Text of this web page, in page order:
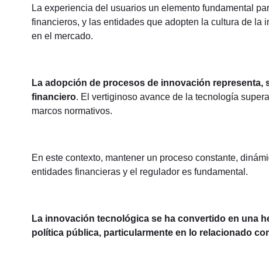
La experiencia del usuarios un elemento fundamental
financieros, y las entidades que adopten la cultura de
en el mercado.
La adopción de procesos de innovación
financiero. El vertiginoso avance de la tecnología
marcos normativos.
En este contexto, mantener un proceso constante,
entidades financieras y el regulador es fundamental.
La innovación tecnológica se ha convertido en una
política pública, particularmente en lo relacionado